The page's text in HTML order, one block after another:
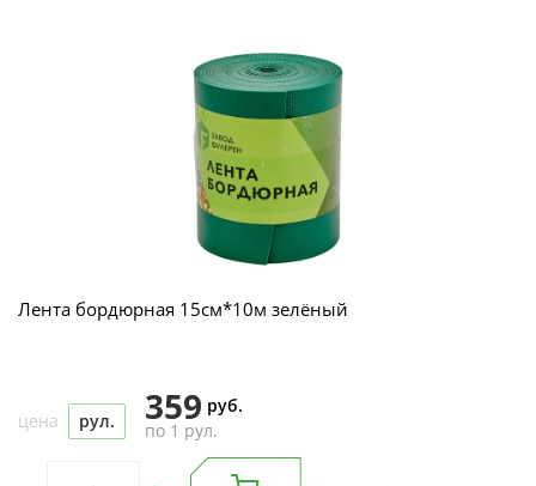
Лента бордюрная 15см*10м зелёный
цена рул. 359 руб.
по 1 рул.